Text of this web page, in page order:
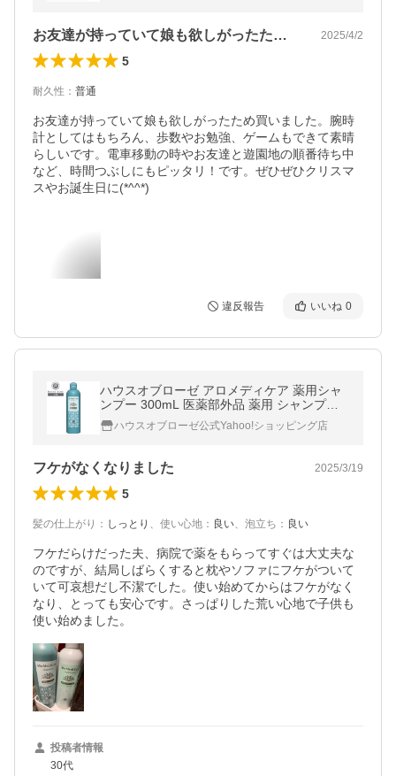
お友達が持っていて娘も欲しがったため買… 2025/4/2
5
耐久性 ： 普通
お友達が持っていて娘も欲しがったため買いました。腕時
計としてはもちろん、歩数やお勉強、ゲームもできて素晴
らしいです。電車移動の時やお友達と遊園地の順番待ち中
など、時間つぶしにもピッタリ！です。ぜひぜひクリスマ
スやお誕生日に(*^^*)
違反報告 いいね 0
ハウスオブローゼ アロメディケア 薬用シャ
ンプー 300mL 医薬部外品 薬用 シャンプー
フケ かゆみ 頭皮 すっきり ヘアシャンプー
ハウスオブローゼ公式Yahoo!ショッピング店
フケがなくなりました 2025/3/19
5
髪の仕上がり ： しっとり 、 使い心地 ： 良い、 泡立ち ： 良い
フケだらけだった夫、病院で薬をもらってすぐは大丈夫な
のですが、結局しばらくすると枕やソファにフケがついて
いて可哀想だし不潔でした。使い始めてからはフケがなく
なり、とっても安心です。さっぱりした荒い心地で子供も
使い始めました。
投稿者情報
30代